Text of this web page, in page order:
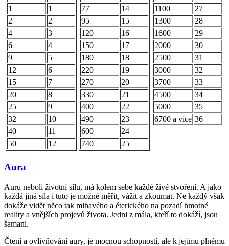
1
1
2
2
4
3
6
4
9
5
12
6
15
7
20
8
25
9
32
10
40
11
50
12
77
14
95
15
120
16
150
17
180
18
220
19
270
20
330
21
400
22
490
23
600
24
740
25
1100
27
1300
28
1600
29
2000
30
2500
31
3000
32
3700
33
4500
34
5000
35
6700 a více 36
Aura
Auru neboli životní sílu, má kolem sebe každé živé stvoření. A jako
každá jiná síla i tuto je možné měřit, vážit a zkoumat. Ne každý však
dokáže vidět něco tak mlhavého a éterického na pozadí hmotné
reality a vnějších projevů života. Jedni z mála, kteří to dokáží, jsou
šamani.
Čtení a ovlivňování aury, je mocnou schopností, ale k jejímu plnému